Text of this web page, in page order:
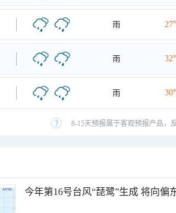
雨
雨
雨
8-15天预报属于客观预报产品，
今年第16号台风“琵鹭”生成 将向偏